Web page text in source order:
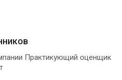
Практикующий оценщик